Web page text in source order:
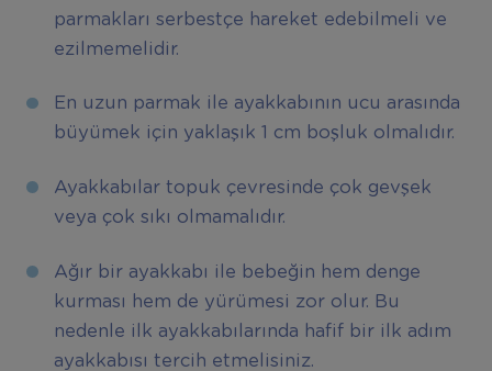
parmakları serbestçe hareket edebilmeli ve
ezilmemelidir.
En uzun parmak ile ayakkabının ucu arasında
büyümek için yaklaşık 1 cm boşluk olmalıdır.
Ayakkabılar topuk çevresinde çok gevşek
veya çok sıkı olmamalıdır.
Ağır bir ayakkabı ile bebeğin hem denge
kurması hem de yürümesi zor olur. Bu
nedenle ilk ayakkabılarında hafif bir ilk adım
ayakkabısı tercih etmelisiniz.